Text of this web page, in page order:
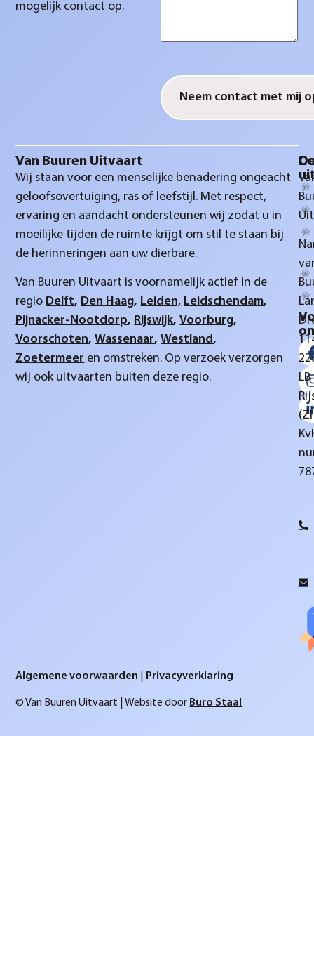
mogelijk contact op.
Van Buuren Uitvaart
Wij staan voor een menselijke benadering ongeacht
geloofsovertuiging, ras of leefstijl. Met respect,
ervaring en aandacht ondersteunen wij zodat u in
moeilijke tijden de ruimte krijgt om stil te staan bij
de herinneringen aan uw dierbare.
Van Buuren Uitvaart is voornamelijk actief in de
regio Delft, Den Haag, Leiden, Leidschendam,
Pijnacker-Nootdorp, Rijswijk,Voorburg,
Voorschoten,Wassenaar,Westland,
Zoetermeer en omstreken. Op verzoek verzorgen
wij ook uitvaarten buiten deze regio.
LB
© Van Buuren Uitvaart | Website door Buro Staal
Algemene voorwaarden Privacyverklaring